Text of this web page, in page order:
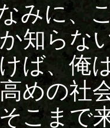
みに、
知らな
ば、俺
めの社
こまで